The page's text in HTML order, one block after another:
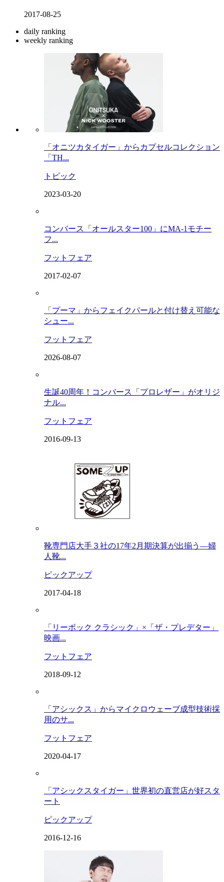
2017-08-25
daily ranking
weekly ranking
「オニツカタイガー」からカプセルコレクション
「TH...
トピック
2023-03-20
コンバース「オールスター100」にMA-1モチー
フ...
フットフェア
2017-02-07
「プーマ」からフェイクパールと付け替え可能な
シュー...
フットフェア
2026-08-07
生誕40周年！コンバース「プロレザー」がオリジ
ナル...
フットフェア
2016-09-13
靴専門店大手３社の17年2月期決算が出揃う―婦
人靴...
ピックアップ
2017-04-18
「リーボック クラシック」×「ザ・プレデター」
映画...
フットフェア
2018-09-12
「アシックス」からマイクロウェーブ成型技術採
用のサ...
フットフェア
2020-04-17
「アシックスタイガー」世界初の直営店が好スタ
ート
ピックアップ
2016-12-16